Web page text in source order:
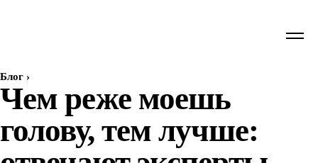
Блог ›
Чем реже моешь
голову, тем лучше: